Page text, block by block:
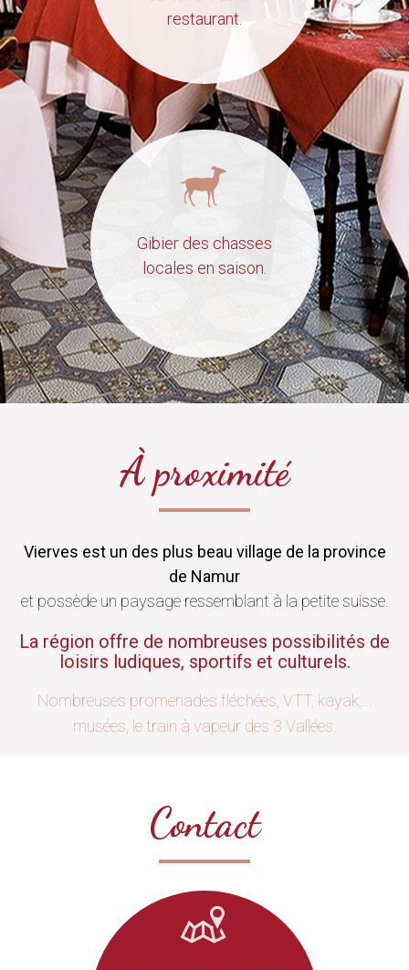
restaurant.
Gibier des chasses
locales en saison.
À proximité
Vierves est un des plus beau village de la province
de Namur
et possède un paysage ressemblant à la petite suisse.
La région offre de nombreuses possibilités de
loisirs ludiques, sportifs et culturels.
Nombreuses promenades fléchées, VTT, kayak,...
musées, le train à vapeur des 3 Vallées.
Contact